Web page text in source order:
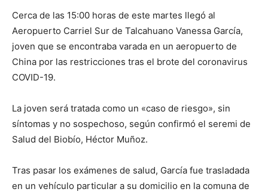
Cerca de las 15:00 horas de este martes llegó al
Aeropuerto Carriel Sur de Talcahuano Vanessa García,
joven que se encontraba varada en un aeropuerto de
China por las restricciones tras el brote del coronavirus
COVID-19.
La joven será tratada como un «caso de riesgo», sin
síntomas y no sospechoso, según confirmó el seremi de
Salud del Biobío, Héctor Muñoz.
Tras pasar los exámenes de salud, García fue trasladada
en un vehículo particular a su domicilio en la comuna de